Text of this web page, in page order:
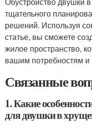
тщательного
решений. Используя
статье, вы сможете
жилое пространство,
вашим потребностям и
Связанные
1. Какие
для двушки в